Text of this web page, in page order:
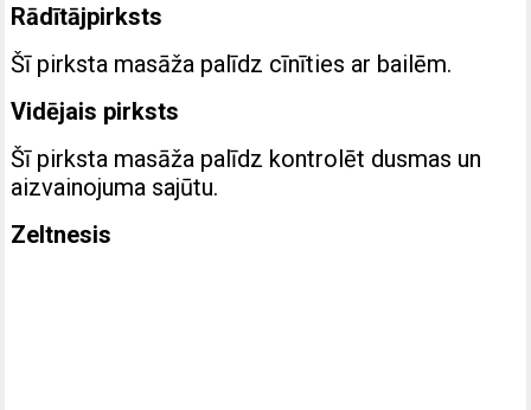
Rādītājpirksts
Šī pirksta masāža palīdz cīnīties ar bailēm.
Vidējais pirksts
Šī pirksta masāža palīdz kontrolēt dusmas un
aizvainojuma sajūtu.
Zeltnesis